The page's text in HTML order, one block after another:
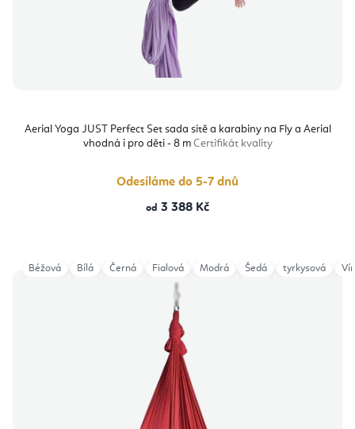
Aerial Yoga JUST Perfect Set sada sítě a karabiny na Fly a Aerial
vhodná i pro děti - 8 m Certifikát kvality
Odesíláme do 5-7 dnů
od 3 388 Kč
Béžová Bílá Černá Fialová Modrá Šedá tyrkysová